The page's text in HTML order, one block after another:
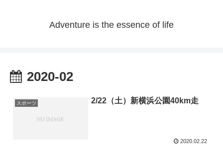
Adventure is the essence of life
2020-02
スポーツ 2/22（土）新横浜公園40km走
2020.02.22